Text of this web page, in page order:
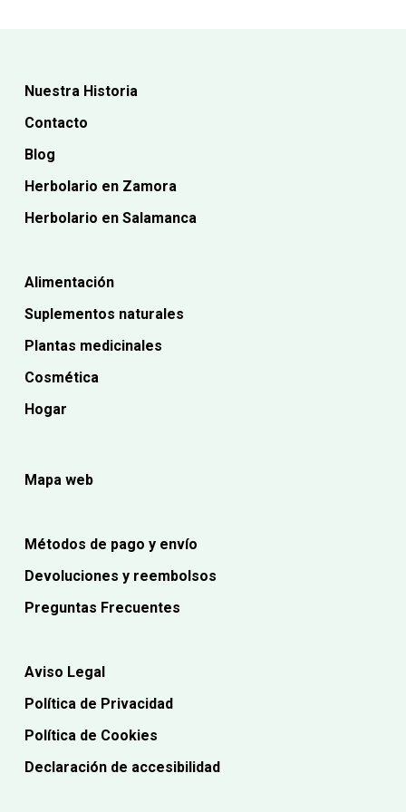
Nuestra Historia
Contacto
Blog
Herbolario en Zamora
Herbolario en Salamanca
Alimentación
Suplementos naturales
Plantas medicinales
Cosmética
Hogar
Mapa web
Métodos de pago y envío
Devoluciones y reembolsos
Preguntas Frecuentes
Aviso Legal
Política de Privacidad
Política de Cookies
Declaración de accesibilidad